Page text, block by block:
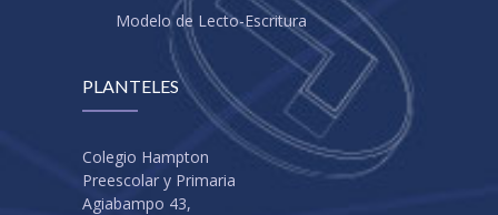
Modelo de Lecto-Escritura
PLANTELES
Colegio Hampton
Preescolar y Primaria
Agiabampo 43,